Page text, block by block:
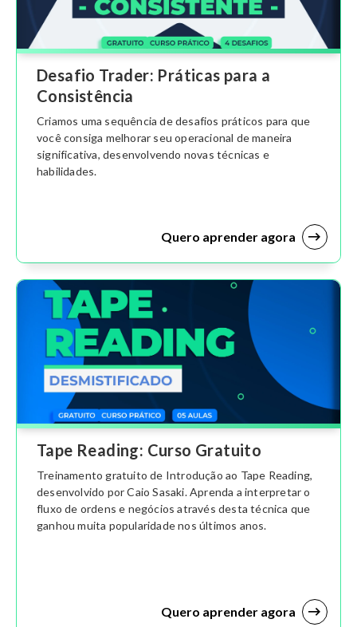
Desafio Trader: Práticas para a
Consistência
Criamos uma sequência de desafios práticos para que
você consiga melhorar seu operacional de maneira
significativa, desenvolvendo novas técnicas e
habilidades.
Quero aprender agora
Tape Reading: Curso Gratuito
Treinamento gratuito de Introdução ao Tape Reading,
desenvolvido por Caio Sasaki. Aprenda a interpretar o
fluxo de ordens e negócios através desta técnica que
ganhou muita popularidade nos últimos anos.
Quero aprender agora